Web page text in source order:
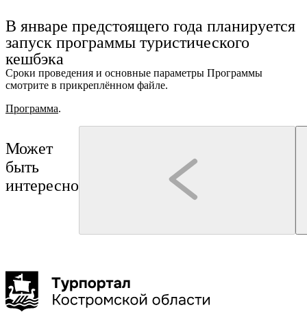
В январе предстоящего года планируется
запуск программы туристического
кешбэка
Сроки проведения и основные параметры Программы
смотрите в прикреплённом файле.
Программа.
Может
быть
интересно